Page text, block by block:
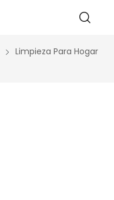
Limpieza Para Hogar